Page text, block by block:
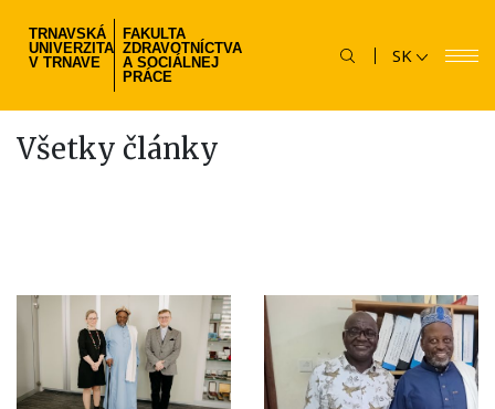
hlavný
TRNAVSKÁ
UNIVERZITA
V TRNAVE
FAKULTA
ZDRAVOTNÍCTVA
A SOCIÁLNEJ
PRÁCE
SK
Všetky články